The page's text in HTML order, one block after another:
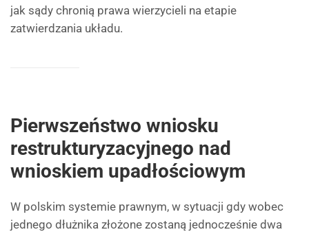
jak sądy chronią prawa wierzycieli na etapie
zatwierdzania układu.
Pierwszeństwo wniosku
restrukturyzacyjnego nad
wnioskiem upadłościowym
W polskim systemie prawnym, w sytuacji gdy wobec
jednego dłużnika złożone zostaną jednocześnie dwa